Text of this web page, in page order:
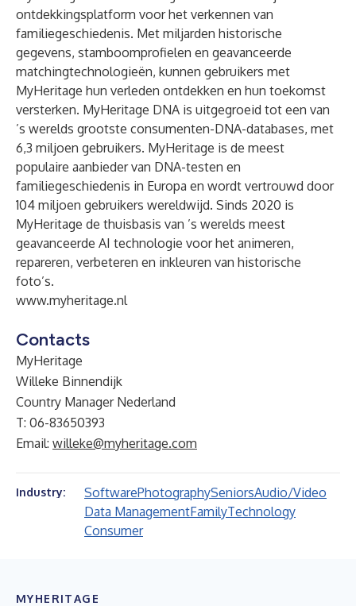
ontdekkingsplatform voor het verkennen van
familiegeschiedenis. Met miljarden historische
gegevens, stamboomprofielen en geavanceerde
matchingtechnologieën, kunnen gebruikers met
MyHeritage hun verleden ontdekken en hun toekomst
versterken. MyHeritage DNA is uitgegroeid tot een van
’s werelds grootste consumenten-DNA-databases, met
6,3 miljoen gebruikers. MyHeritage is de meest
populaire aanbieder van DNA-testen en
familiegeschiedenis in Europa en wordt vertrouwd door
104 miljoen gebruikers wereldwijd. Sinds 2020 is
MyHeritage de thuisbasis van ’s werelds meest
geavanceerde AI technologie voor het animeren,
repareren, verbeteren en inkleuren van historische
foto’s.
www.myheritage.nl
Contacts
MyHeritage
Willeke Binnendijk
Country Manager Nederland
T: 06-83650393
Email: willeke@myheritage.com
Industry: SoftwarePhotographySeniorsAudio/Video
Data ManagementFamilyTechnology
Consumer
MYHERITAGE